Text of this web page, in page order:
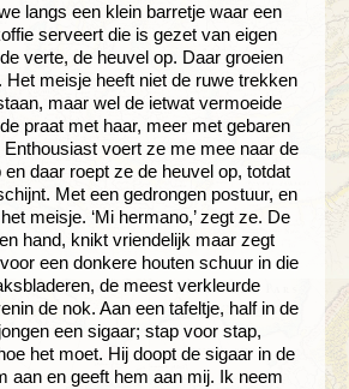
langs een klein barretje waar een
serveert die is gezet van eigen
verte, de heuvel op. Daar groeien
Het meisje heeft niet de ruwe trekken
maar wel de ietwat vermoeide
praat met haar, meer met gebaren
voert ze me mee naar de
en daar roept ze de heuvel op, totdat
Met een gedrongen postuur, en
meisje. ‘Mi hermano,’ zegt ze. De
hand, knikt vriendelijk maar zegt
een donkere houten schuur in die
de meest verkleurde
de nok. Aan een tafeltje, half in de
een sigaar; stap voor stap,
het moet. Hij doopt de sigaar in de
aan en geeft hem aan mij. Ik neem